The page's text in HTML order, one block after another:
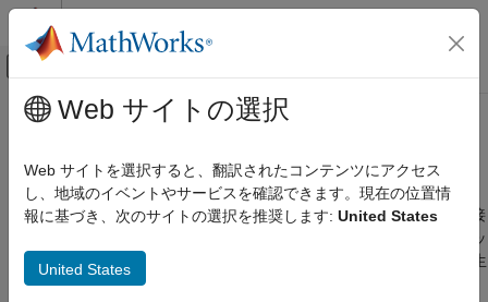
コンテンツへスキップ
オフキャンバス ナビゲーション メ
ドキュメンテーションのホーム
MATLAB Production Server
インストール
サーバー管理
メインコンテンツ
トラブルシューティング
サーバー インスタンスに関する問題の診断と修正
MATLAB
Production Server™インスタンスに関する問題は、接
続のエラー、速度の低下、またはサーバー インスタンスのクラッ
シュとして現れる可能性があります。サーバー インスタンスで生
成されたログ情報を使用して、問題を診断および解決します。
Web サイトの選択
Web サイトを選択すると、翻訳されたコンテンツにアクセス
し、地域のイベントやサービスを確認できます。現在の位置情
報に基づき、次のサイトの選択を推奨します: United States
United States